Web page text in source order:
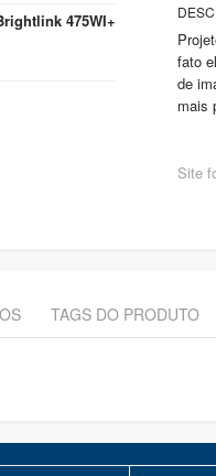
475WI+
fato
de
mais
Site
TAGS DO PRODUTO